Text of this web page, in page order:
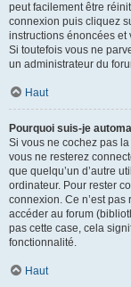
peut facilement être
connexion puis cliquez
instructions énoncées et
Si toutefois vous ne
un administrateur du
Haut
Pourquoi suis-je
Si vous ne cochez pas la
vous ne resterez
que quelqu’un d’autre
ordinateur. Pour rester
connexion. Ce n’est
accéder au forum
pas cette case, cela
fonctionnalité.
Haut